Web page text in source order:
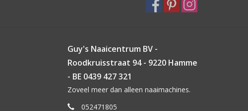
Guy's Naaicentrum BV -
Roodkruisstraat 94 - 9220 Hamme
- BE 0439 427 321
Zoveel meer dan alleen naaimachines.
052471805